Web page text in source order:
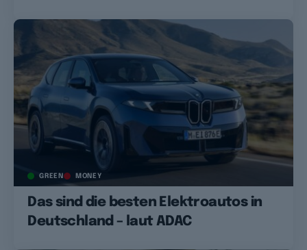
GREEN MONEY
Das sind die besten Elektroautos in
Deutschland – laut ADAC